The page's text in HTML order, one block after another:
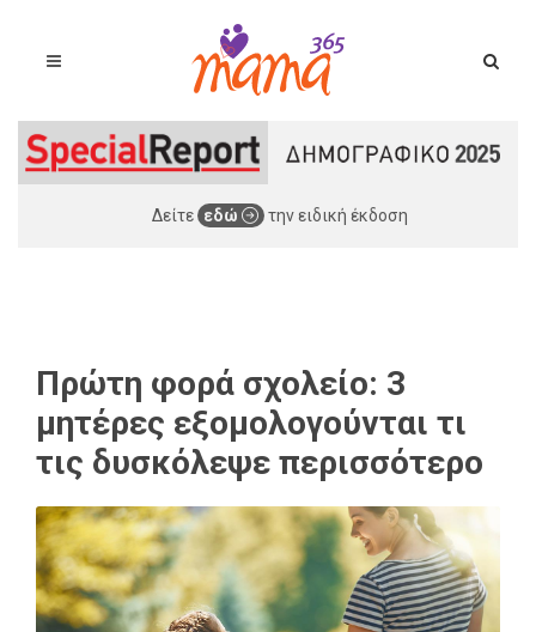
Δείτε εδώ την ειδική έκδοση
Πρώτη φορά σχολείο: 3
μητέρες εξομολογούνται τι
τις δυσκόλεψε περισσότερο